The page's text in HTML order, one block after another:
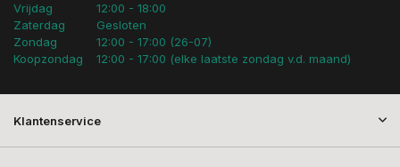
Vrijdag
Zaterdag
Zondag
Koopzondag
12:00 - 18:00
Gesloten
12:00 - 17:00 (26-07)
12:00 - 17:00 (elke laatste zondag v.d. maand)
Klantenservice